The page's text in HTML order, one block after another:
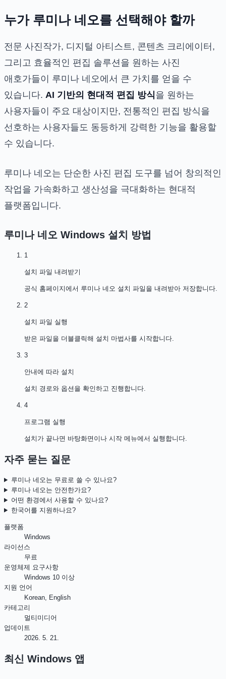
누가 루미나 네오를 선택해야 할까
전문 사진작가, 디지털 아티스트, 콘텐츠 크리에이터,
그리고 효율적인 편집 솔루션을 원하는 사진
애호가들이 루미나 네오에서 큰 가치를 얻을 수
있습니다. AI 기반의 현대적 편집 방식을 원하는
사용자들이 주요 대상이지만, 전통적인 편집 방식을
선호하는 사용자들도 동등하게 강력한 기능을 활용할
수 있습니다.
루미나 네오는 단순한 사진 편집 도구를 넘어 창의적인
작업을 가속화하고 생산성을 극대화하는 현대적
플랫폼입니다.
루미나 네오 Windows 설치 방법
1
설치 파일 내려받기
공식 홈페이지에서 루미나 네오 설치 파일을 내려받아 저장합니다.
2
설치 파일 실행
받은 파일을 더블클릭해 설치 마법사를 시작합니다.
3
안내에 따라 설치
설치 경로와 옵션을 확인하고 진행합니다.
4
프로그램 실행
설치가 끝나면 바탕화면이나 시작 메뉴에서 실행합니다.
자주 묻는 질문
루미나 네오는 무료로 쓸 수 있나요?
루미나 네오는 안전한가요?
어떤 환경에서 사용할 수 있나요?
한국어를 지원하나요?
플랫폼
Windows
라이선스
무료
운영체제 요구사항
Windows 10 이상
지원 언어
Korean, English
카테고리
멀티미디어
업데이트
2026. 5. 21.
최신 Windows 앱